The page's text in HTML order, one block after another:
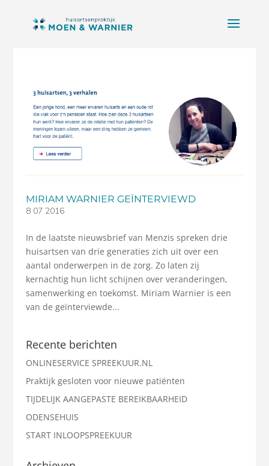
MIRIAM WARNIER GEÏNTERVIEWD
8 07 2016
In de laatste nieuwsbrief van Menzis spreken drie
huisartsen van drie generaties zich uit over een
aantal onderwerpen in de zorg. Zo laten zij
kernachtig hun licht schijnen over veranderingen,
samenwerking en toekomst. Miriam Warnier is een
van de geïnterviewde...
Recente berichten
ONLINESERVICE SPREEKUUR.NL
Praktijk gesloten voor nieuwe patiënten
TIJDELIJK AANGEPASTE BEREIKBAARHEID
ODENSEHUIS
START INLOOPSPREEKUUR